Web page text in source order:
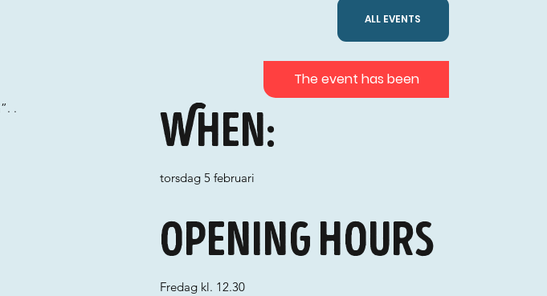
ALL EVENTS
.
When:
torsdag 5 februari
Opening hours
Fredag kl. 12.30
The event has been